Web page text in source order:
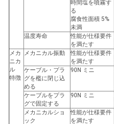
時間塩を噴霧す
る
腐食性面積 5%
未満
温度寿命
性能が仕様要件
を満たす
メカ
ニカ
ル
特徴
メカニカル振動
性能が仕様要件
を満たす
ケーブル・プラ
グを檻に閉じ込
める
90N ミニ
ケーブルをプラ
グで固定する
90N ミニ
メカニカルショ
ック
性能が仕様要件
を満たす